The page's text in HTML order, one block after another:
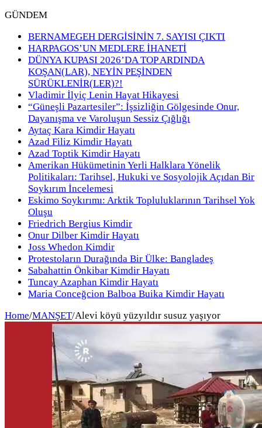
GÜNDEM
BERNAMEGEH DERGİSİNİN 7. SAYISI ÇIKTI
HARPAGOS’UN MEDLERE İHANETİ
DÜNYA KUPASI 2026’DA TOP ARDINDA
KOŞAN(LAR), NEYİN PEŞİNDEN
SÜRÜKLENİR(LER)?!
Vladimir İlyiç Lenin Hayat Hikayesi
“Güneşli Pazartesiler”: İşsizliğin Gölgesinde Onur,
Dayanışma ve Varoluşun Sessiz Çığlığı
Aytaç Kara Kimdir Hayatı
Azad Filiz Kimdir Hayatı
Azad Toptik Kimdir Hayatı
Amerikan Hükümetinin Yerli Halklara Yönelik
Politikaları: Tarihsel, Hukuki ve Sosyolojik Açıdan Bir
Soykırım İncelemesi
Eskimo Soykırımı: Arktik Topluluklarının Tarihsel Yok
Oluşu
Friedrich Bergius Kimdir
Onur Dilber Kimdir Hayatı
Joss Whedon Kimdir
Protestoların Durağında Bir Ülke: Bangladeş
Sabahattin Önkibar Kimdir Hayatı
Tuncay Azaphan Kimdir Hayatı
Maria Conceğcion Balboa Buika Kimdir Hayatı
Home/MANŞET/Alevi köyü yüzyıldır susuz yaşıyor